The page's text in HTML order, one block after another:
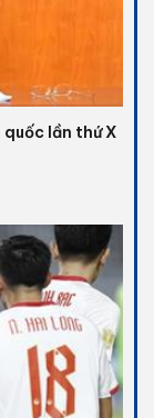
lần thứ X